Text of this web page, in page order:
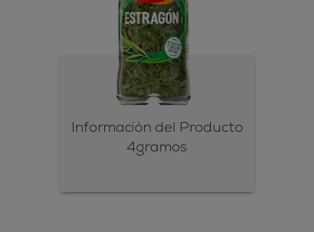
Información del Producto
4gramos